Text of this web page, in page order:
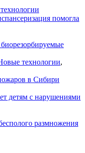
помогла
технологии,
в Сибири
детям с нарушениями
размножения